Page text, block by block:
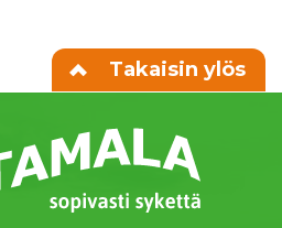
Takaisin ylös